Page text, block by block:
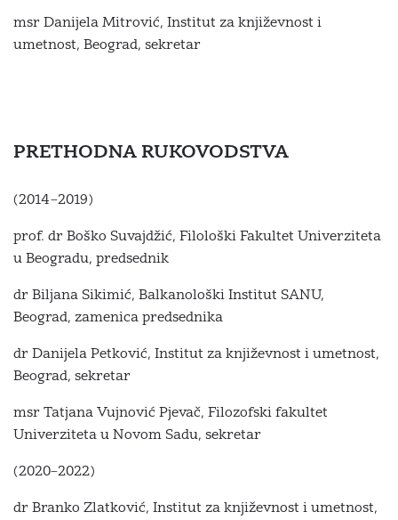
msr Danijela Mitrović, Institut za književnost i
umetnost, Beograd, sekretar
PRETHODNA RUKOVODSTVA
(2014–2019)
prof. dr Boško Suvajdžić, Filološki Fakultet Univerziteta
u Beogradu, predsednik
dr Biljana Sikimić, Balkanološki Institut SANU,
Beograd, zamenica predsednika
dr Danijela Petković, Institut za književnost i umetnost,
Beograd, sekretar
msr Tatjana Vujnović Pjevač, Filozofski fakultet
Univerziteta u Novom Sadu, sekretar
(2020–2022)
dr Branko Zlatković, Institut za književnost i umetnost,